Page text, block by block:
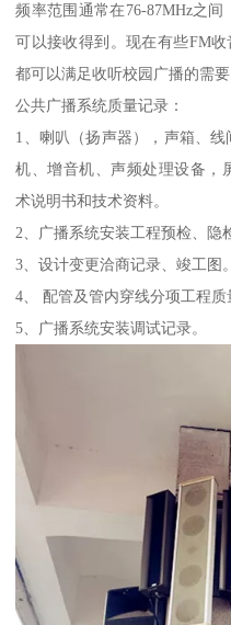
频率范围通常在76-87MHz之
可以接收得到。现在有些FM收
都可以满足收听校园广播的需要
公共广播系统质量记录：
1、喇叭（扬声器），声箱、
机、增音机、声频处理设备，
术说明书和技术资料。
2、广播系统安装工程预检、隐
3、设计变更洽商记录、竣工图。
4、 配管及管内穿线分项工程质
5、广播系统安装调试记录。